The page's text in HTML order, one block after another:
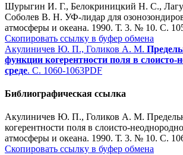
Шурыгин И. Г., Белокриницкий Н. С.,
Соболев В. Н. УФ-лидар для
атмосферы и океана. 1990. Т. 3. № 10. С.
Скопировать ссылку в буфер обмена
Акулиничев Ю. П., Голиков А. М.
функции когерентности поля в слоисто-
среде. С. 1060-1063PDF
Библиографическая ссылка
Акулиничев Ю. П., Голиков А. М.
когерентности поля в слоисто-
атмосферы и океана. 1990. Т. 3. № 10. С.
Скопировать ссылку в буфер обмена